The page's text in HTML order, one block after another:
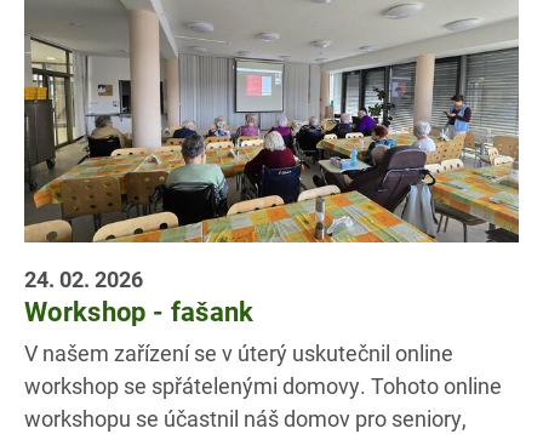
24. 02. 2026
Workshop - fašank
V našem zařízení se v úterý uskutečnil online
workshop se spřátelenými domovy. Tohoto online
workshopu se účastnil náš domov pro seniory,